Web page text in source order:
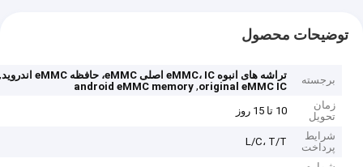
توضیحات محصول
برجسته تراشه های انبوه eMMC، IC اصلی eMMC، حافظه eMMC اندروید
original eMMC IC
,
android eMMC memory
زمان
تحویل
10 تا 15 روز
شرایط
پرداخت
L/C، T/T